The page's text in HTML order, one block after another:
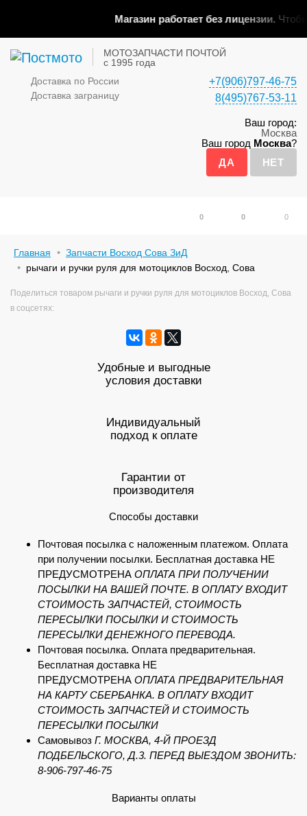
Магазин работает без лицензии.Чтобы
МОТОЗАПЧАСТИ ПОЧТОЙ
с 1995 года
Доставка по России
Доставка заграницу
+7(906)797-46-75
8(495)767-53-11
Ваш город:
Москва
Ваш город Москва?
0
0 0
Главная
Запчасти Восход Сова ЗиД
рычаги и ручки руля для мотоциклов Восход, Сова
Поделиться товаром рычаги и ручки руля для мотоциклов Восход, Сова
в соцсетях:
Удобные и выгодные
условия доставки
Индивидуальный
подход к оплате
Гарантии от
производителя
Способы доставки
Почтовая посылка с наложенным платежом. Оплата
при получении посылки. Бесплатная доставка НЕ
ПРЕДУСМОТРЕНА ОПЛАТА ПРИ ПОЛУЧЕНИИ
ПОСЫЛКИ НА ВАШЕЙ ПОЧТЕ. В ОПЛАТУ ВХОДИТ
СТОИМОСТЬ ЗАПЧАСТЕЙ, СТОИМОСТЬ
ПЕРЕСЫЛКИ ПОСЫЛКИ И СТОИМОСТЬ
ПЕРЕСЫЛКИ ДЕНЕЖНОГО ПЕРЕВОДА.
Почтовая посылка. Оплата предварительная.
Бесплатная доставка НЕ
ПРЕДУСМОТРЕНА ОПЛАТА ПРЕДВАРИТЕЛЬНАЯ
НА КАРТУ СБЕРБАНКА. В ОПЛАТУ ВХОДИТ
СТОИМОСТЬ ЗАПЧАСТЕЙ И СТОИМОСТЬ
ПЕРЕСЫЛКИ ПОСЫЛКИ
Самовывоз Г. МОСКВА, 4-Й ПРОЕЗД
ПОДБЕЛЬСКОГО, Д.3. ПЕРЕД ВЫЕЗДОМ ЗВОНИТЬ:
8-906-797-46-75
Варианты оплаты